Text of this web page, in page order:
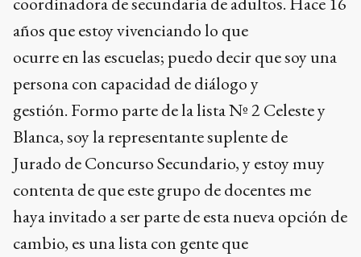
años que estoy vivenciando lo que
ocurre en las escuelas; puedo decir que soy una
persona con capacidad de diálogo y
gestión. Formo parte de la lista Nº 2 Celeste y
Blanca, soy la representante suplente de
Jurado de Concurso Secundario, y estoy muy
contenta de que este grupo de docentes me
haya invitado a ser parte de esta nueva opción de
cambio, es una lista con gente que